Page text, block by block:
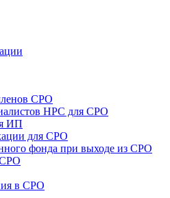
СРО
НРС для СРО
ИП
для СРО
фонда при выходе из СРО
СРО
в СРО